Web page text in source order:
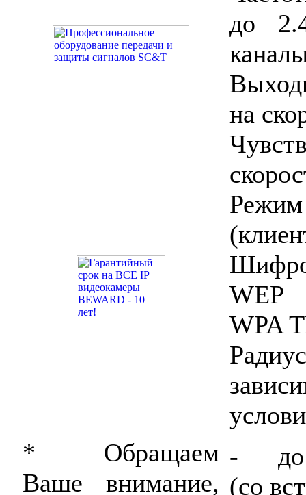
* Обращаем
Ваше внимание,
до
на
WEP
WPA
- до
(со